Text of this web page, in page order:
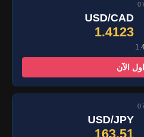
USD/CAD
1.4123
الآن
USD/JPY
163.51